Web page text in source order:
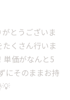
とうございま
くさん行いま
単価がなんと5
にそのままお持